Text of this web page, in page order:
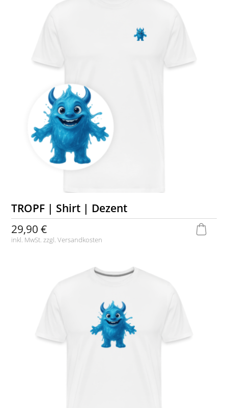
TROPF | Shirt | Dezent
29,90 €
inkl. MwSt. zzgl.Versandkosten